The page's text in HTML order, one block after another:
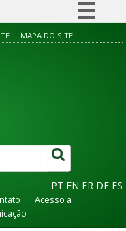
Simplifique!
Canais
MAPA DO SITE
PT EN FR DE ES
Acesso a